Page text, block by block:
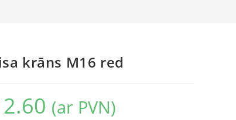
krāns M16 red
(ar PVN)